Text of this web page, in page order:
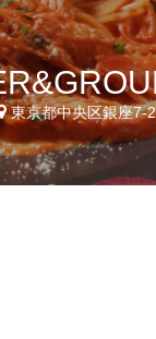
東京都中央区銀座7-